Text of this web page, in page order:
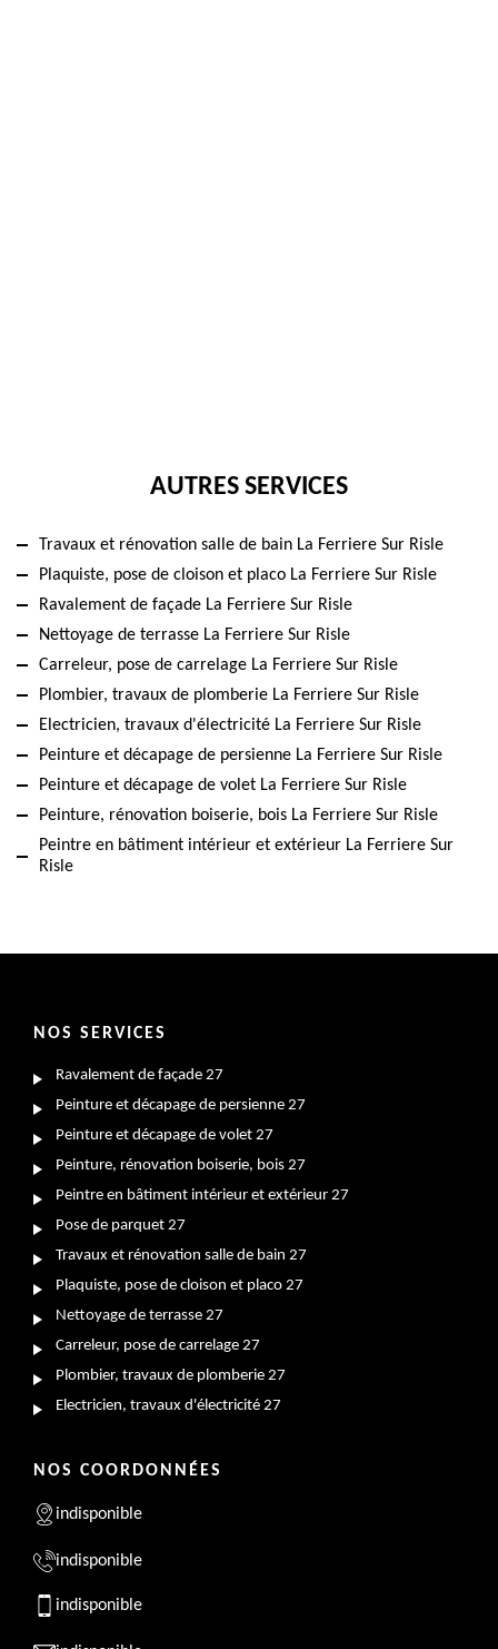
AUTRES SERVICES
Travaux et rénovation salle de bain La Ferriere Sur Risle
Plaquiste, pose de cloison et placo La Ferriere Sur Risle
Ravalement de façade La Ferriere Sur Risle
Nettoyage de terrasse La Ferriere Sur Risle
Carreleur, pose de carrelage La Ferriere Sur Risle
Plombier, travaux de plomberie La Ferriere Sur Risle
Electricien, travaux d'électricité La Ferriere Sur Risle
Peinture et décapage de persienne La Ferriere Sur Risle
Peinture et décapage de volet La Ferriere Sur Risle
Peinture, rénovation boiserie, bois La Ferriere Sur Risle
Peintre en bâtiment intérieur et extérieur La Ferriere Sur
Risle
NOS SERVICES
Ravalement de façade 27
Peinture et décapage de persienne 27
Peinture et décapage de volet 27
Peinture, rénovation boiserie, bois 27
Peintre en bâtiment intérieur et extérieur 27
Pose de parquet 27
Travaux et rénovation salle de bain 27
Plaquiste, pose de cloison et placo 27
Nettoyage de terrasse 27
Carreleur, pose de carrelage 27
Plombier, travaux de plomberie 27
Electricien, travaux d'électricité 27
NOS COORDONNÉES
indisponible
indisponible
indisponible